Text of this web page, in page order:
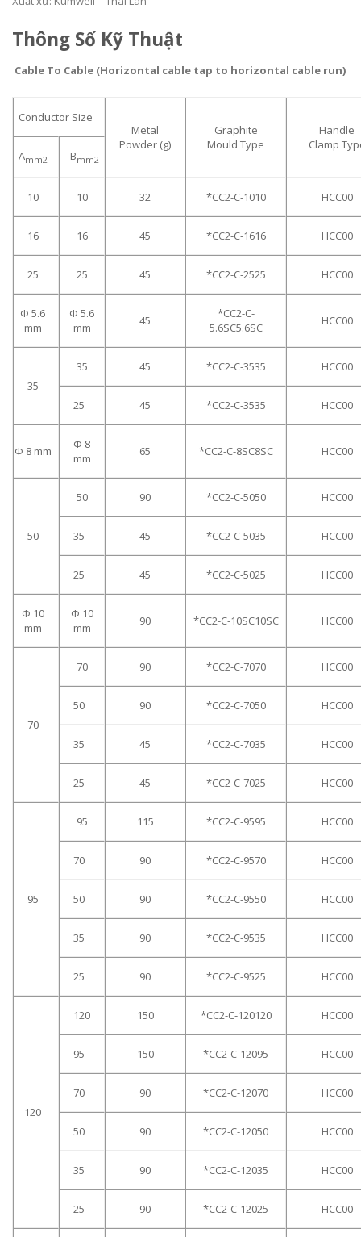
Thông Số Kỹ Thuật
Cable To Cable (Horizontal cable tap to horizontal cable run)
Conductor Size
Metal
Powder (g)
Graphite
Mould Type
Handle
Clamp
Amm2 Bmm2
10 10 32 *CC2-C-1010 HCC00
16 16 45 *CC2-C-1616 HCC00
25 25 45 *CC2-C-2525 HCC00
Ф 5.6
mm
Ф 5.6
mm
45
*CC2-C-
5.6SC5.6SC
HCC00
35
35 45 *CC2-C-3535 HCC00
25 45 *CC2-C-3535 HCC00
Ф 8 mm
Ф 8
mm
65 *CC2-C-8SC8SC HCC00
50
50 90 *CC2-C-5050 HCC00
35 45 *CC2-C-5035 HCC00
25 45 *CC2-C-5025 HCC00
Ф 10
mm
Ф 10
mm
90 *CC2-C-10SC10SC HCC00
70
70 90 *CC2-C-7070 HCC00
50 90 *CC2-C-7050 HCC00
35 45 *CC2-C-7035 HCC00
25 45 *CC2-C-7025 HCC00
95
95 115 *CC2-C-9595 HCC00
70 90 *CC2-C-9570 HCC00
50 90 *CC2-C-9550 HCC00
35 90 *CC2-C-9535 HCC00
25 90 *CC2-C-9525 HCC00
120
120 150 *CC2-C-120120 HCC00
95 150 *CC2-C-12095 HCC00
70 90 *CC2-C-12070 HCC00
50 90 *CC2-C-12050 HCC00
35 90 *CC2-C-12035 HCC00
25 90 *CC2-C-12025 HCC00